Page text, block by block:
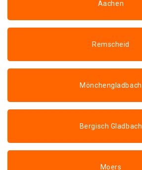
Aachen
Remscheid
Mönchengladbach
Bergisch Gladbach
Moers